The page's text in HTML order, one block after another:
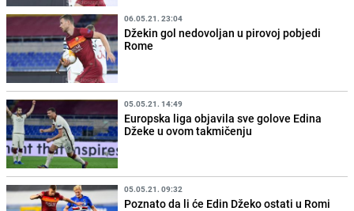
06.05.21. 23:04
Džekin gol nedovoljan u pirovoj pobjedi
Rome
05.05.21. 14:49
Europska liga objavila sve golove Edina
Džeke u ovom takmičenju
05.05.21. 09:32
Poznato da li će Edin Džeko ostati u Romi